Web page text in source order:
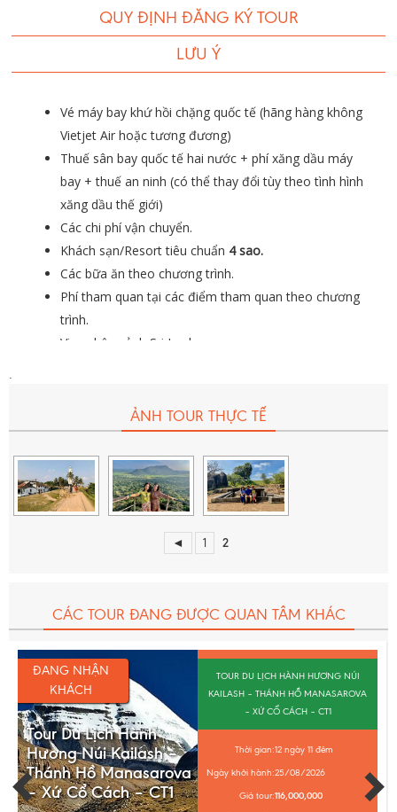
QUY ĐỊNH ĐĂNG KÝ TOUR
LƯU Ý
Vé máy bay khứ hồi chặng quốc tế (hãng hàng không
Vietjet Air hoặc tương đương)
Thuế sân bay quốc tế hai nước + phí xăng dầu máy
bay + thuế an ninh (có thể thay đổi tùy theo tình hình
xăng dầu thế giới)
Các chi phí vận chuyển.
Khách sạn/Resort tiêu chuẩn 4 sao.
Các bữa ăn theo chương trình.
Phí tham quan tại các điểm tham quan theo chương
trình.
Visa nhập cảnh Sri Lanka.
Quà tặng du lịch từ Migola Travel
Bảo hiểm du lịch với mức bồi thường cao nhất là
50.000 USD/vụ.
Chi phí bồi dưỡng cho hướng dẫn viên và tài xế địa
phương (mức 10USD/khách/ngày)***Khoản tiền
không được công ty xuất hóa đơn và sẽ được thu
.
ẢNH TOUR THỰC TẾ
◄ 1 2
CÁC TOUR ĐANG ĐƯỢC QUAN TÂM KHÁC
ĐANG NHẬN
KHÁCH
Tour Du Lịch Hành
Hương Núi Kailash –
Thánh Hồ Manasarova
– Xứ Cổ Cách – CT1
TOUR DU LỊCH HÀNH HƯƠNG NÚI
KAILASH – THÁNH HỒ MANASAROVA
– XỨ CỔ CÁCH – CT1
Thời gian:12 ngày 11 đêm
Ngày khởi hành:25/08/2026
Giá tour:116,000,000